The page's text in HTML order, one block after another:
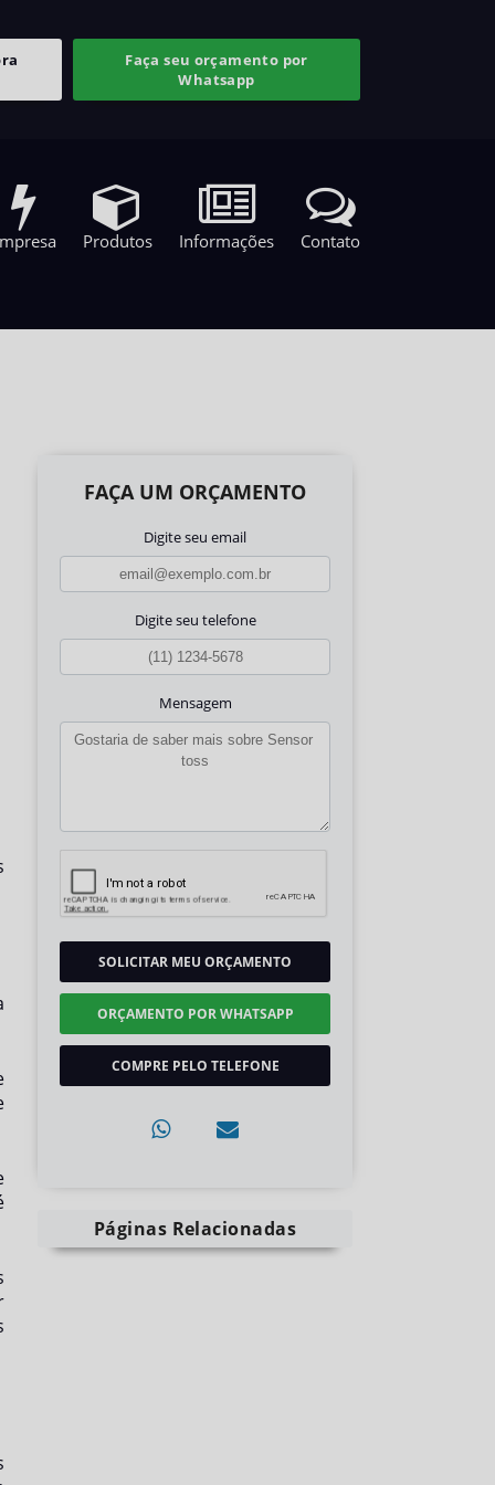
Faça seu orçamento por
Whatsapp
Produtos Informações Contato
FAÇA UM ORÇAMENTO
Digite seu email
Digite seu telefone
Mensagem
SOLICITAR MEU ORÇAMENTO
ORÇAMENTO POR WHATSAPP
COMPRE PELO TELEFONE
Páginas Relacionadas